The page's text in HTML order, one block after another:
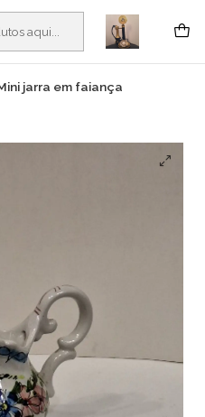
e antiguidades em Viana do
jarra em faiança